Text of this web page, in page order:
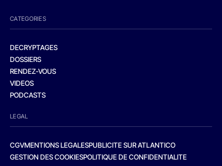
CATEGORIES
DECRYPTAGES
DOSSIERS
RENDEZ-VOUS
VIDEOS
PODCASTS
LEGAL
CGVMENTIONS LEGALESPUBLICITE SUR ATLANTICO
GESTION DES COOKIESPOLITIQUE DE CONFIDENTIALITE